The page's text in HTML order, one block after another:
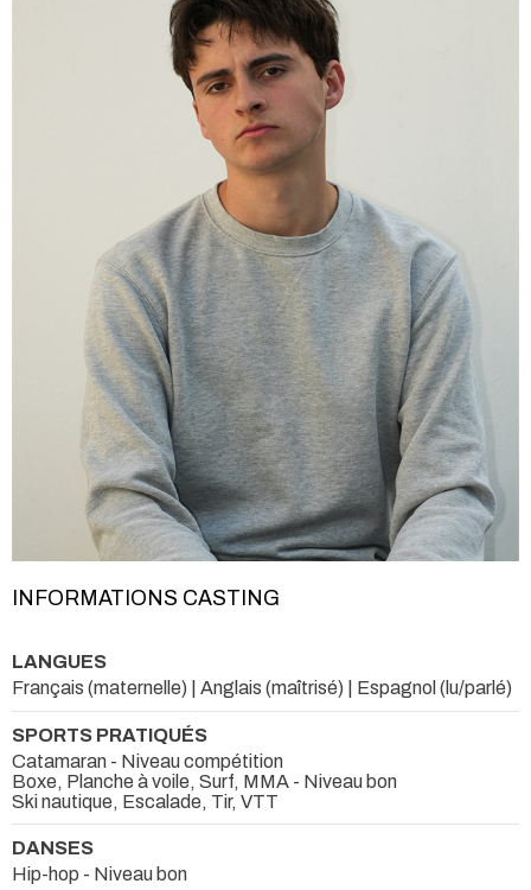
INFORMATIONS CASTING
LANGUES
Français (maternelle) | Anglais (maîtrisé) | Espagnol (lu/parlé)
SPORTS PRATIQUÉS
Catamaran - Niveau compétition
Boxe, Planche à voile, Surf, MMA - Niveau bon
Ski nautique, Escalade, Tir, VTT
DANSES
Hip-hop - Niveau bon